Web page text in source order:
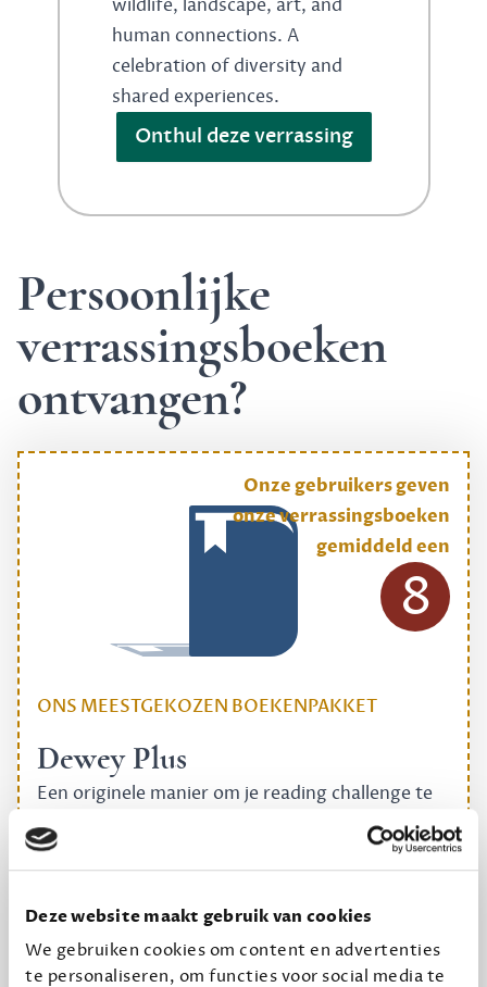
Deze website maakt gebruik van cookies
We gebruiken cookies om content en advertenties
te personaliseren, om functies voor social media te
wildlife, landscape, art, and
human connections. A
celebration of diversity and
shared experiences.
Onthul deze verrassing
Persoonlijke
verrassingsboeken
ontvangen?
ONS MEESTGEKOZEN BOEKENPAKKET
Dewey Plus
Een originele manier om je reading challenge te
halen.
12,50 per maand, incl. verzending
Geef cadeau
Onze gebruikers geven
onze verrassingsboeken
gemiddeld een
8